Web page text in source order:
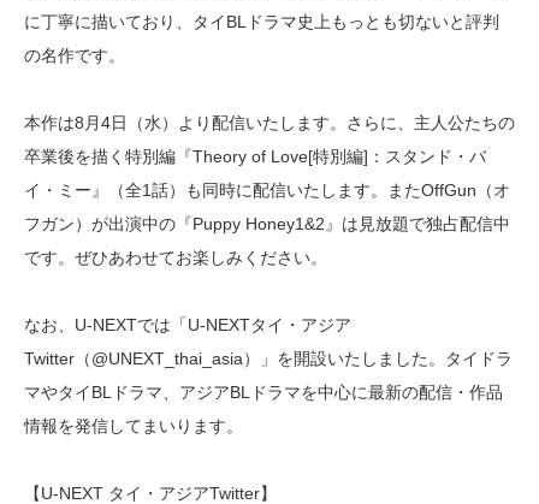
に丁寧に描いており、タイBLドラマ史上もっとも切ないと評判
の名作です。
本作は8月4日（水）より配信いたします。さらに、主人公たちの
卒業後を描く特別編『Theory of Love[特別編]：スタンド・バ
イ・ミー』（全1話）も同時に配信いたします。またOffGun（オ
フガン）が出演中の『Puppy Honey1&2』は見放題で独占配信中
です。ぜひあわせてお楽しみください。
なお、U-NEXTでは「U-NEXTタイ・アジア
Twitter（@UNEXT_thai_asia）」を開設いたしました。タイドラ
マやタイBLドラマ、アジアBLドラマを中心に最新の配信・作品
情報を発信してまいります。
【U-NEXT タイ・アジアTwitter】